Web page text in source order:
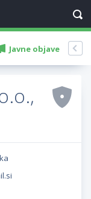
Javne objave